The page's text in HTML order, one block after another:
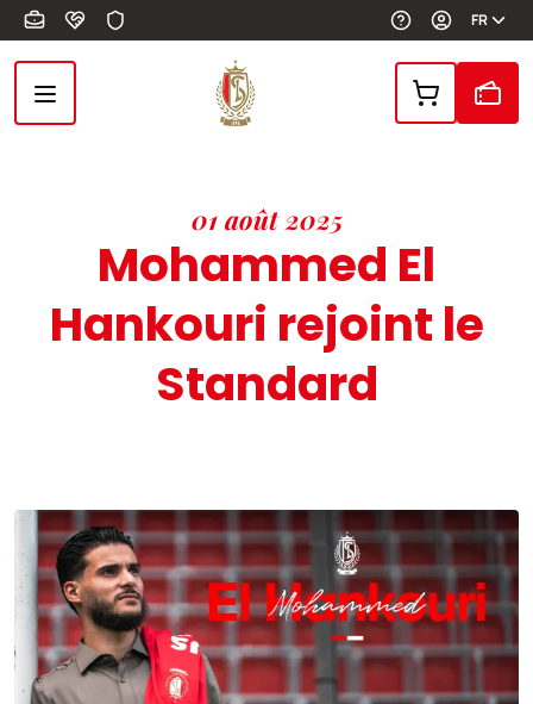
Aller au contenu principal FR
01 août 2025
Mohammed El
Hankouri rejoint le
Standard